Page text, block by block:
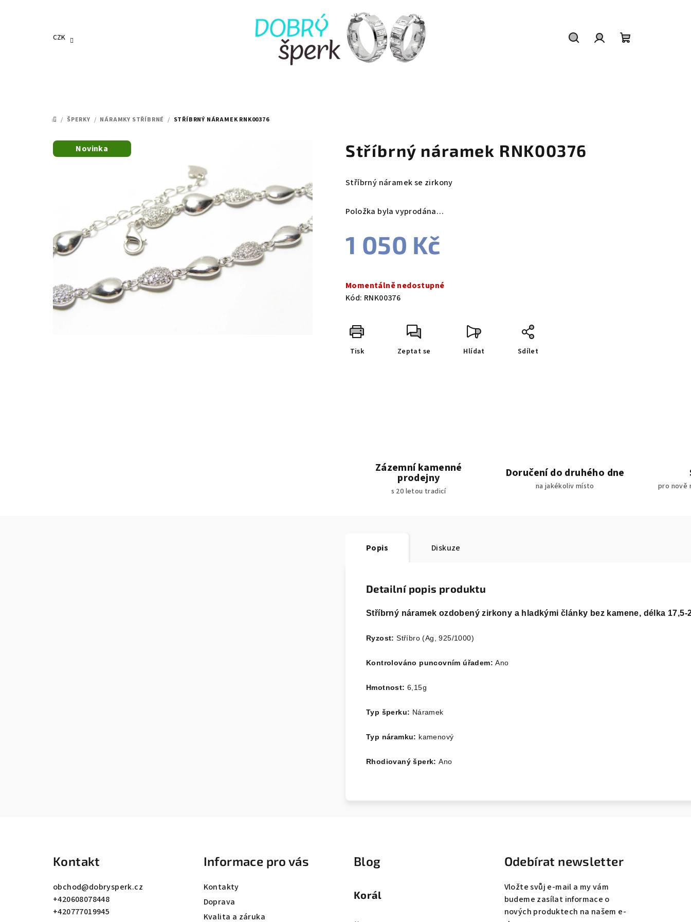
CZK
DOMŮ
/ ŠPERKY / NÁRAMKY STŘÍBRNÉ / STŘÍBRNÝ NÁRAMEK RNK00376
Stříbrný náramek RNK00376
Stříbrný náramek se zirkony
Položka byla vyprodána…
1 050 Kč
cena:
Momentálně nedostupné
Kód: RNK00376
Tisk Zeptat se Hlídat Sdílet
Novinka
Zázemní kamenné
prodejny
s 20 letou tradicí
Doručení do druhého dne
na jakékoliv místo pro nově
Popis Diskuze
Detailní popis produktu
Stříbrný náramek ozdobený zirkony a hladkými články bez kamene, délka 17,5-
Ryzost:Stříbro (Ag, 925/1000)
Kontrolováno puncovním úřadem:Ano
Hmotnost: 6,15g
Typ šperku: Náramek
Typ náramku: kamenový
Rhodiovaný šperk:Ano
Kontakt
obchod@dobrysperk.cz
+420608078448
+420777019945
Informace pro vás
Kontakty
Doprava
Kvalita a záruka
Blog
Korál
Odebírat newsletter
Vložte svůj e-mail a my vám
budeme zasílat informace o
nových produktech na našem e-